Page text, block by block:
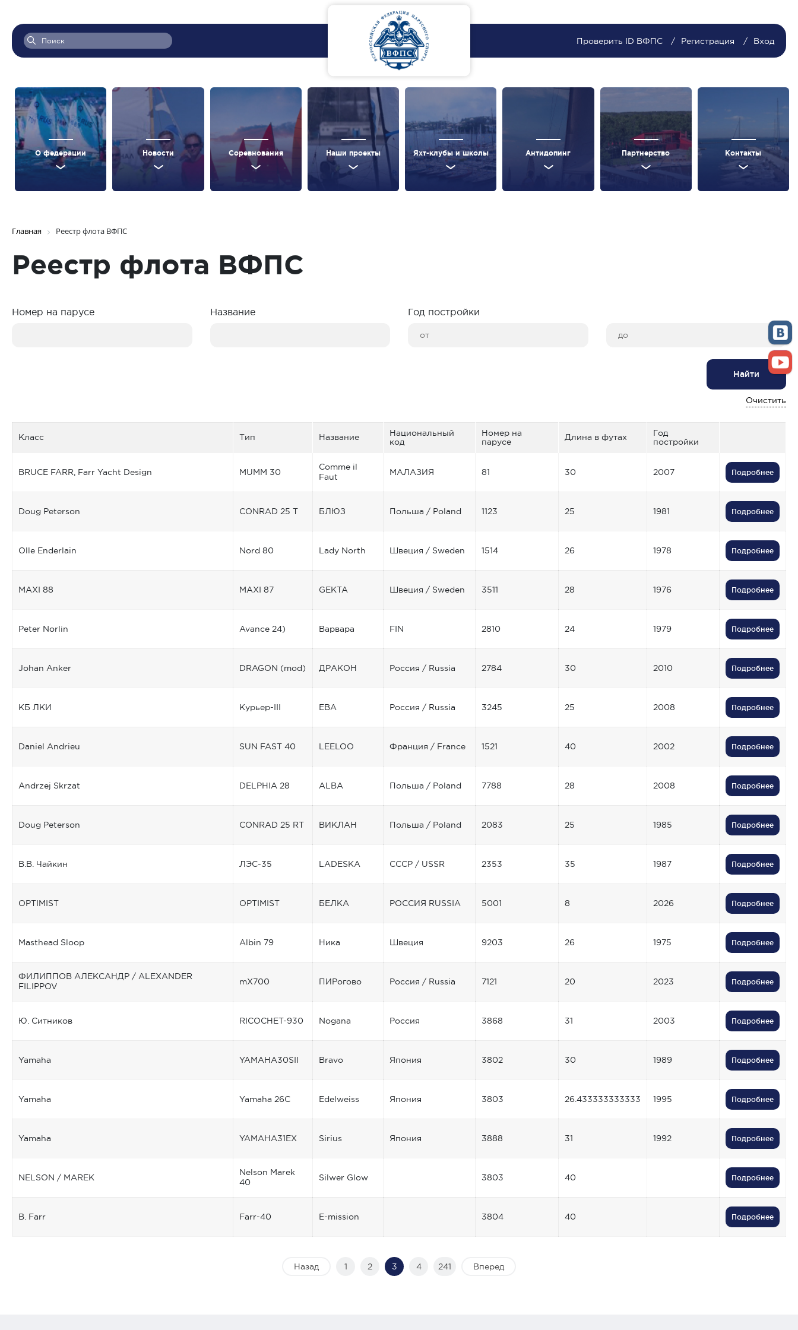
Проверить ID ВФПС Регистрация Вход
О федерации Новости Соревнования Наши проекты Яхт-клубы и школы Антидопинг Партнерство Контакты
Главная Реестр флота ВФПС
Реестр флота ВФПС
Номер на парусе Название Год постройки
Найти
Очистить
Класс Тип Название
Национальный
код
Номер на
парусе
Длина в футах
Год
постройки
BRUCE FARR, Farr Yacht Design MUMM 30
Comme il
Faut
МАЛАЗИЯ 81 30 2007 Подробнее
Doug Peterson CONRAD 25 Т БЛЮЗ Польша / Poland 1123 25 1981 Подробнее
Olle Enderlain Nord 80 Lady North Швеция / Sweden 1514 26 1978 Подробнее
MAXI 88 MAXI 87 GEKTA Швеция / Sweden 3511 28 1976 Подробнее
Peter Norlin Avance 24) Варвара FIN 2810 24 1979 Подробнее
Johan Anker DRAGON (mod) ДРАКОН Россия / Russia 2784 30 2010 Подробнее
КБ ЛКИ Курьер-III ЕВА Россия / Russia 3245 25 2008 Подробнее
Daniel Andrieu SUN FAST 40 LEELOO Франция / France 1521 40 2002 Подробнее
Andrzej Skrzat DELPHIA 28 ALBA Польша / Poland 7788 28 2008 Подробнее
Doug Peterson CONRAD 25 RT ВИКЛАН Польша / Poland 2083 25 1985 Подробнее
В.В. Чайкин ЛЭС-35 LADESKA СССР / USSR 2353 35 1987 Подробнее
OPTIMIST OPTIMIST БЕЛКА РОССИЯ RUSSIA 5001 8 2026 Подробнее
Masthead Sloop Albin 79 Ника Швеция 9203 26 1975 Подробнее
ФИЛИППОВ АЛЕКСАНДР / ALEXANDER
FILIPPOV
mX700 ПИРогово Россия / Russia 7121 20 2023 Подробнее
Ю. Ситников RICOCHET-930 Nogana Россия 3868 31 2003 Подробнее
Yamaha YAMAHA30SII Bravo Япония 3802 30 1989 Подробнее
Yamaha Yamaha 26C Edelweiss Япония 3803 26.433333333333 1995 Подробнее
Yamaha YAMAHA31EX Sirius Япония 3888 31 1992 Подробнее
NELSON / MAREK
Nelson Marek
40
Silwer Glow 3803 40 Подробнее
B. Farr Farr-40 E-mission 3804 40 Подробнее
Назад 1 2 3 4 241 Вперед